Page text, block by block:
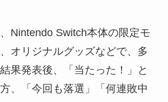
Nintendo Switch本体の限定モ
オリジナルグッズなどで、多
果発表後、「当たった！」と
、「今回も落選」「何連敗中